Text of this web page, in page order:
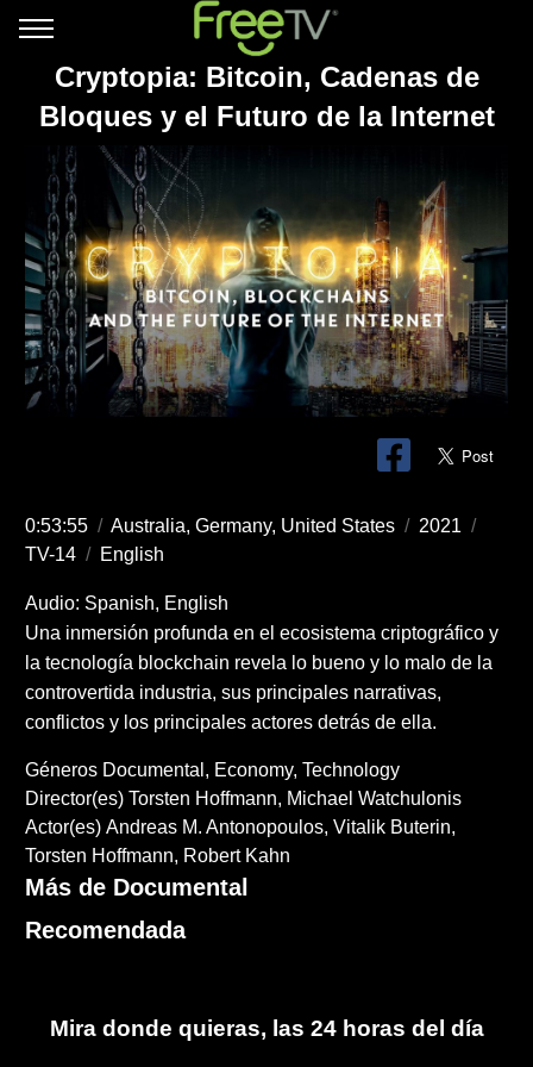
Cryptopia: Bitcoin, Cadenas de
Bloques y el Futuro de la Internet
0:53:55 / Australia, Germany, United States / 2021 /
TV-14 / English
Audio: Spanish, English
Una inmersión profunda en el ecosistema criptográfico y
la tecnología blockchain revela lo bueno y lo malo de la
controvertida industria, sus principales narrativas,
conflictos y los principales actores detrás de ella.
Géneros Documental Economy Technology
Director(es) Torsten Hoffmann
Michael Watchulonis
Actor(es) Andreas M. Antonopoulos Vitalik Buterin
Torsten Hoffmann
Robert Kahn
Más de Documental
Recomendada
Mira donde quieras, las 24 horas del día